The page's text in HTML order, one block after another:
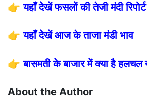
👉यहाँ देखें फसलों की तेजी मंदी रिपोर्ट
👉यहाँ देखें आज के ताजा मंडी भाव
👉बासमती के बाजार में क्या है हलचल
About the Author